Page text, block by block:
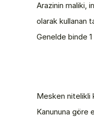
Arazinin maliki,
olarak kullanan
Genelde binde 1
Mesken nitelikli
Kanununa göre